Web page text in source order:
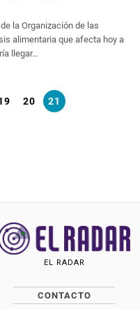
la Organización de las
alimentaria que afecta hoy a
llegar…
20 21
EL RADAR
CONTACTO